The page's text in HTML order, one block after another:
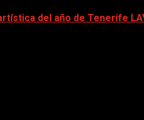
del año de Tenerife